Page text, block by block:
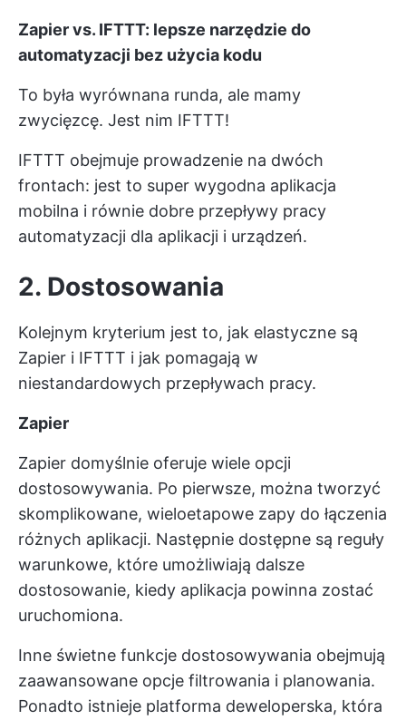
Zapier vs. IFTTT: lepsze narzędzie do
automatyzacji bez użycia kodu
To była wyrównana runda, ale mamy
zwycięzcę. Jest nim IFTTT!
IFTTT obejmuje prowadzenie na dwóch
frontach: jest to super wygodna aplikacja
mobilna i równie dobre przepływy pracy
automatyzacji dla aplikacji i urządzeń.
2. Dostosowania
Kolejnym kryterium jest to, jak elastyczne są
Zapier i IFTTT i jak pomagają w
niestandardowych przepływach pracy.
Zapier
Zapier domyślnie oferuje wiele opcji
dostosowywania. Po pierwsze, można tworzyć
skomplikowane, wieloetapowe zapy do łączenia
różnych aplikacji. Następnie dostępne są reguły
warunkowe, które umożliwiają dalsze
dostosowanie, kiedy aplikacja powinna zostać
uruchomiona.
Inne świetne funkcje dostosowywania obejmują
zaawansowane opcje filtrowania i planowania.
Ponadto istnieje platforma deweloperska, która